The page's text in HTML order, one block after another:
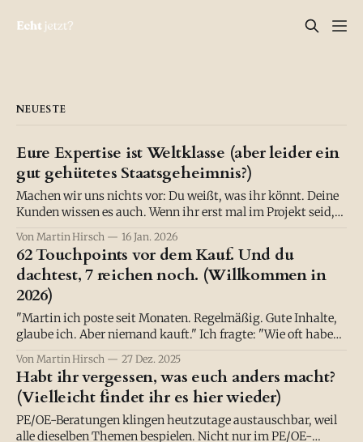
NEUESTE
Eure Expertise ist Weltklasse (aber leider ein
gut gehütetes Staatsgeheimnis?)
Machen wir uns nichts vor: Du weißt, was ihr könnt. Deine
Kunden wissen es auch. Wenn ihr erst mal im Projekt seid,
verschieben, sondern einreißen. Chapeau. :) Eure Methodik
ist wasserdicht, eure Software löst echte Probleme, euer
Bildungsansatz verändert etwas. Aber draußen?
Von Martin Hirsch 16 Jan. 2026
62 Touchpoints vor dem Kauf. Und du
dachtest, 7 reichen noch. (Willkommen in
2026)
"Martin ich poste seit Monaten. Regelmäßig. Gute Inhalte,
glaube ich. Aber niemand kauft." Ich fragte: "Wie oft haben
hast, dass sie kaufen?" "Keine Ahnung. Fünf Mal? Zehn?"
Ich lächelte. "Versuch's mal mit
Von Martin Hirsch 27 Dez. 2025
Habt ihr vergessen, was euch anders macht?
(Vielleicht findet ihr es hier wieder)
PE/OE-Beratungen klingen heutzutage austauschbar, weil
alle dieselben Themen bespielen. Nicht nur im PE/OE-